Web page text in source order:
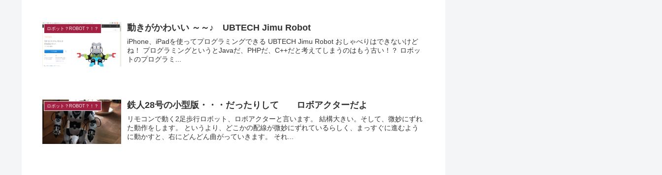
ロボット？ROBOT？！？ 動きがかわいい ～～♪ UBTECH Jimu Robot
iPhone、iPadを使ってプログラミングできる UBTECH Jimu Robot おしゃべりはできないけど
ね！ プログラミングというとJavaだ、PHPだ、C++だと考えてしまうのはもう古い！？ ロボッ
トのプログラミ...
ロボット？ROBOT？！？ 鉄人28号の小型版・・・だったりして ロボアクターだよ
リモコンで動く2足歩行ロボット、ロボアクターと言います。 結構大きい。そして、微妙にずれ
た動作をします。 というより、どこかの配線が微妙にずれているらしく、まっすぐに進むよう
に動かすと、右にどんどん曲がっていきます。 それ...